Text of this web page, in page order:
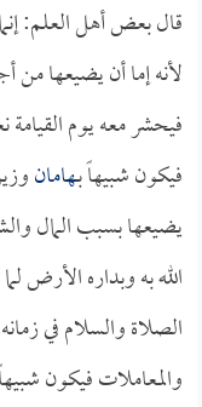
قال بعض أهل العلم:
لأنه إما أن يضيعها من
فيحشر معه يوم القيامة
فيكون شبيهاً بـهامان
يضيعها بسبب المال
الله به وبداره الأرض
الصلاة والسلام في
والمعاملات فيكون